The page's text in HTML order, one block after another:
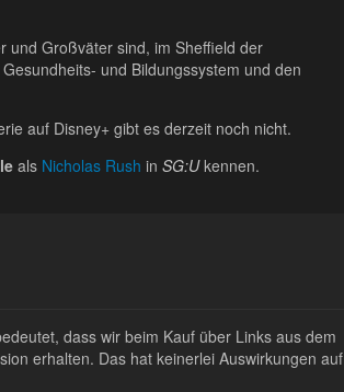
und Großväter sind, im Sheffield der
und Bildungssystem und den
auf Disney+ gibt es derzeit noch nicht.
als Nicholas Rush in SG:Ukennen.
dass wir beim Kauf über Links aus dem
erhalten. Das hat keinerlei Auswirkungen auf